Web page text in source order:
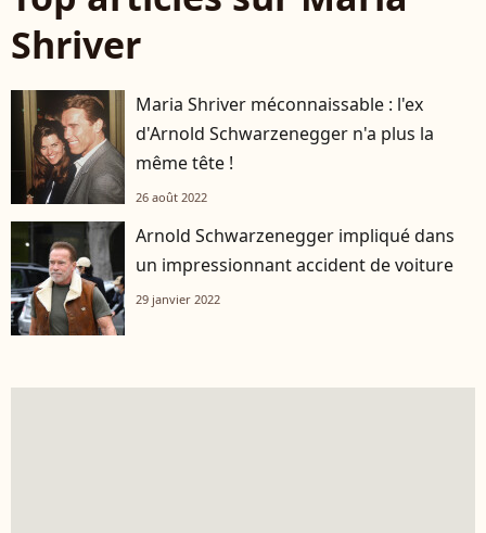
Shriver
Maria Shriver méconnaissable : l'ex
d'Arnold Schwarzenegger n'a plus la
même tête !
26 août 2022
Arnold Schwarzenegger impliqué dans
un impressionnant accident de voiture
29 janvier 2022